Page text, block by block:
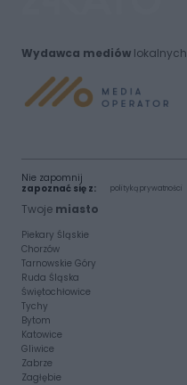
Wydawca mediówlokalnych
Nie zapomnij
zapoznać się z:
polityką prywatności
Twoje miasto
Piekary Śląskie
Chorzów
Tarnowskie Góry
Ruda Śląska
Świętochłowice
Tychy
Bytom
Katowice
Gliwice
Zabrze
Zagłębie